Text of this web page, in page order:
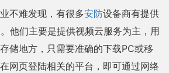
不难发现，有很多安防设备商有提供
他们主要是提供视频云服务为主，用
储地方，只需要准确的下载PC或移
网页登陆相关的平台，即可通过网络